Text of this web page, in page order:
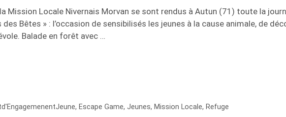
Mission Locale Nivernais Morvan se sont rendus à Autun (71) toute la
Bêtes » : l’occasion de sensibilisés les jeunes à la cause animale, de
Balade en forêt avec …
, Escape Game, Jeunes, Mission Locale, Refuge